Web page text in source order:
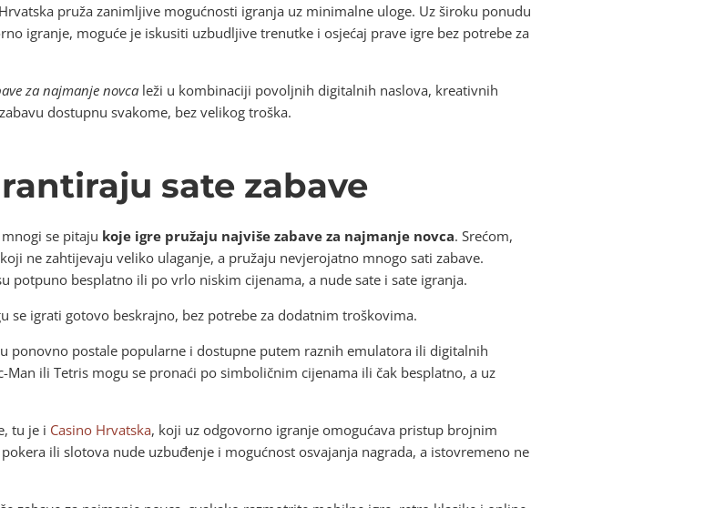
pruža zanimljive mogućnosti igranja uz minimalne uloge. Uz široku ponudu
igranje, moguće je iskusiti uzbudljive trenutke i osjećaj prave igre bez potrebe za
za najmanje novca leži u kombinaciji povoljnih digitalnih naslova, kreativnih
dostupnu svakome, bez velikog troška.
sate zabave
se pitaju koje igre pružaju najviše zabave za najmanje novca. Srećom,
ne zahtijevaju veliko ulaganje, a pružaju nevjerojatno mnogo sati zabave.
potpuno besplatno ili po vrlo niskim cijenama, a nude sate i sate igranja.
se igrati gotovo beskrajno, bez potrebe za dodatnim troškovima.
ponovno postale popularne i dostupne putem raznih emulatora ili digitalnih
ili Tetris mogu se pronaći po simboličnim cijenama ili čak besplatno, a uz
tu je i Casino Hrvatska, koji uz odgovorno igranje omogućava pristup brojnim
ili slotova nude uzbuđenje i mogućnost osvajanja nagrada, a istovremeno ne